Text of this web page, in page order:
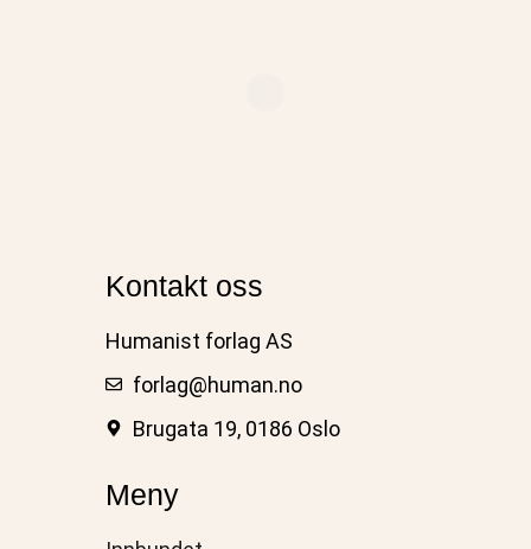
Kontakt oss
Humanist forlag AS
forlag@human.no
Brugata 19, 0186 Oslo
Meny